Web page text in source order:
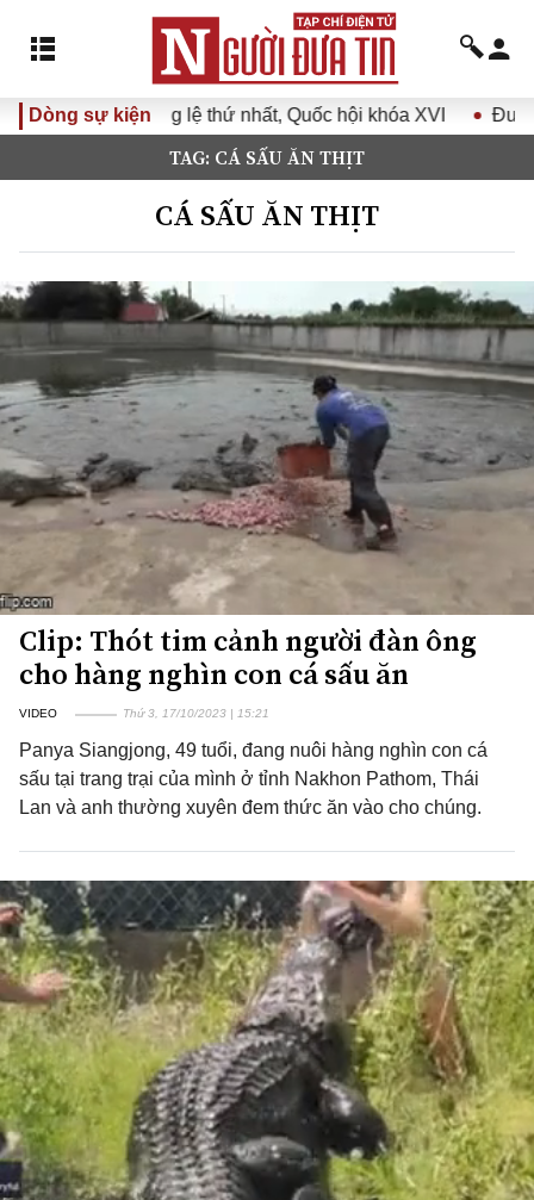
Dòng sự kiện
Quốc hội khóa XVI Đưa Nghị quyết Đại hội Đảng XIV
TAG: CÁ SẤU ĂN THỊT
CÁ SẤU ĂN THỊT
Clip: Thót tim cảnh người đàn ông
cho hàng nghìn con cá sấu ăn
VIDEO Thứ 3, 17/10/2023 | 15:21
Panya Siangjong, 49 tuổi, đang nuôi hàng nghìn con cá
sấu tại trang trại của mình ở tỉnh Nakhon Pathom, Thái
Lan và anh thường xuyên đem thức ăn vào cho chúng.